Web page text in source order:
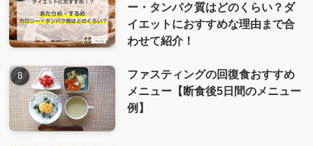
ー・タンパク質はどのくらい？ダ
イエットにおすすめな理由まで合
わせて紹介！
ファスティングの回復食おすすめ
メニュー【断食後5日間のメニュー
例】